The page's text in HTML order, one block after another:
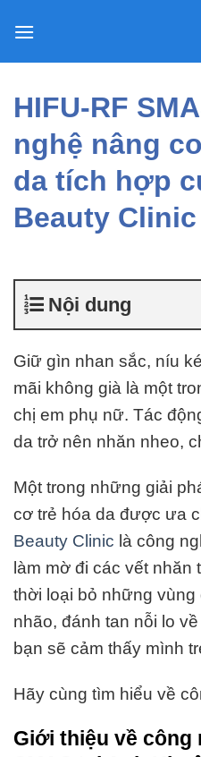
HIFU-RF
nghệ nâng
da tích hợp
Beauty Clinic
Nội dung
Giữ gìn nhan sắc, níu
mãi không già là một
chị em phụ nữ. Tác
da trở nên nhăn nheo,
Một trong những giải
cơ trẻ hóa da được ưa
Beauty Clinic là công
làm mờ đi các vết nhăn
thời loại bỏ những vùng
nhão, đánh tan nỗi lo
bạn sẽ cảm thấy mình
Hãy cùng tìm hiểu về
Giới thiệu về công